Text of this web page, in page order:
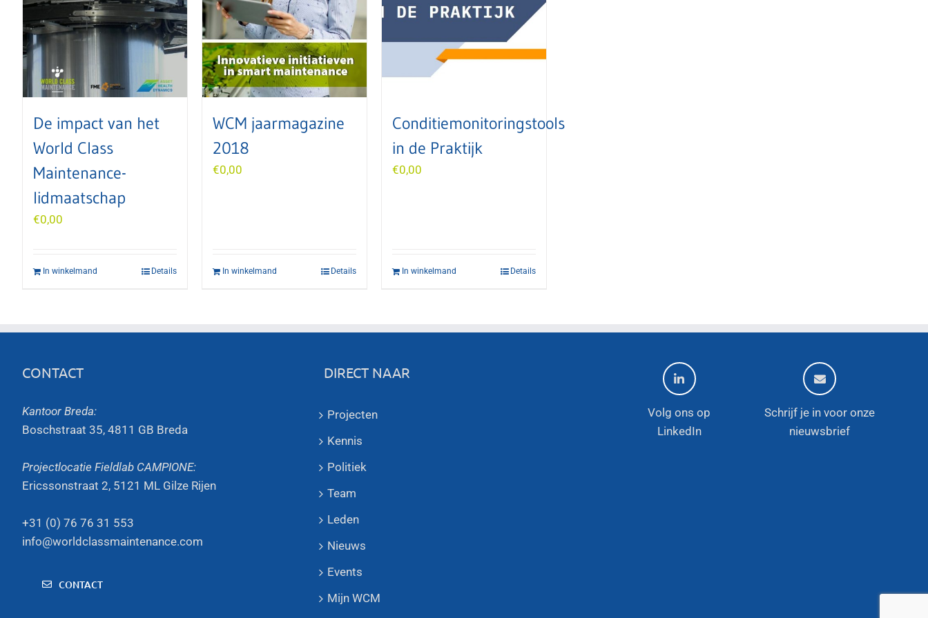
De impact van het
World Class
Maintenance-
lidmaatschap
€0,00
In winkelmand Details
WCM jaarmagazine
2018
€0,00
In winkelmand Details
Conditiemonitoringstools
in de Praktijk
€0,00
In winkelmand Details
CONTACT
Kantoor Breda:
Boschstraat 35, 4811 GB Breda
Projectlocatie Fieldlab CAMPIONE:
Ericssonstraat 2, 5121 ML Gilze Rijen
+31 (0) 76 76 31 553
info@worldclassmaintenance.com
CONTACT
DIRECT NAAR
Projecten
Kennis
Politiek
Team
Leden
Nieuws
Events
Mijn WCM
Volg ons op
LinkedIn
Schrijf je in voor onze
nieuwsbrief